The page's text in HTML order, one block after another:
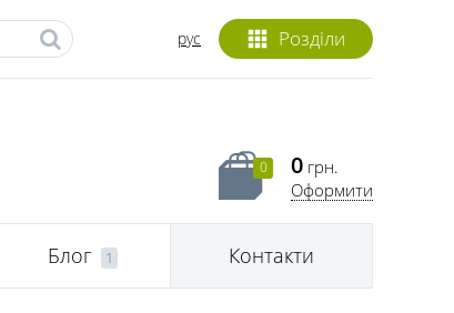
Розділи
рус
0 0 грн.
Оформити
Блог 1 Контакти